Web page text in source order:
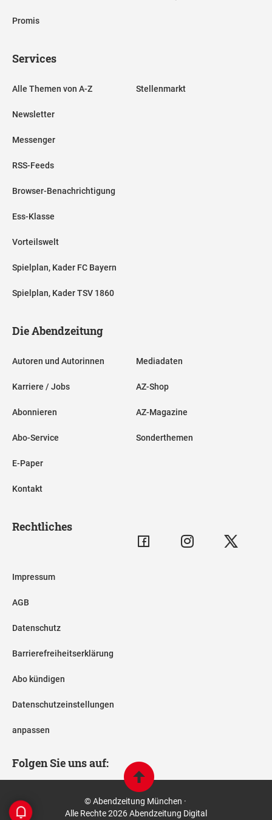
Promis
Services
Alle Themen von A-Z
Newsletter
Messenger
RSS-Feeds
Browser-Benachrichtigung
Ess-Klasse
Vorteilswelt
Spielplan, Kader FC Bayern
Spielplan, Kader TSV 1860
Stellenmarkt
Die Abendzeitung
Autoren und Autorinnen
Karriere / Jobs
Abonnieren
Abo-Service
E-Paper
Kontakt
Mediadaten
AZ-Shop
AZ-Magazine
Sonderthemen
Rechtliches
Impressum
AGB
Datenschutz
Barrierefreiheitserklärung
Abo kündigen
Datenschutzeinstellungen
anpassen
Folgen Sie uns auf:
© Abendzeitung München ·
Alle Rechte 2026 Abendzeitung Digital